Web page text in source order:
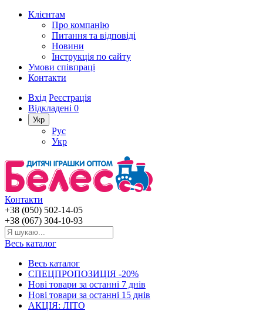
Клієнтам
Про компанію
Питання та відповіді
Новини
Інструкція по сайту
Умови співпраці
Контакти
Вхід Реєстрація
Відкладені 0
Укр
Рус
Укр
Контакти
+38 (050) 502-14-05
+38 (067) 304-10-93
Весь каталог
Весь каталог
СПЕЦПРОПОЗИЦІЯ -20%
Нові товари за останнi 7 днiв
Нові товари за останнi 15 днiв
АКЦІЯ: ЛІТО